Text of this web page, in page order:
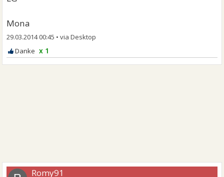
Mona
29.03.2014 00:45 •
x 1
Romy91